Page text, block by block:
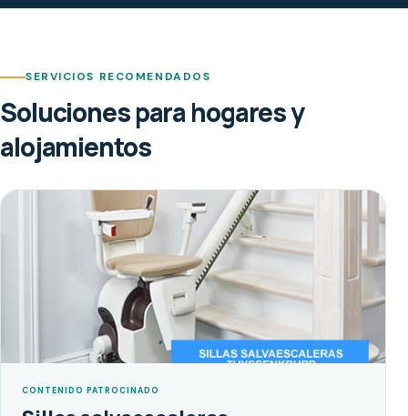
SERVICIOS RECOMENDADOS
Soluciones para hogares y
alojamientos
CONTENIDO PATROCINADO